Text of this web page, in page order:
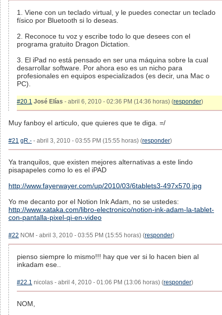
1. Viene con un teclado virtual, y le puedes conectar un teclado
físico por Bluetooth si lo deseas.
2. Reconoce tu voz y escribe todo lo que desees con el
programa gratuito Dragon Dictation.
3. El iPad no está pensado en ser una máquina sobre la cual
desarrollar software. Por ahora eso es un nicho para
profesionales en equipos especializados (es decir, una Mac o
PC).
#20.1 José Elías - abril 6, 2010 - 02:36 PM (14:36 horas) (responder)
Muy fanboy el articulo, que quieres que te diga. =/
#21 gR.- - abril 3, 2010 - 03:55 PM (15:55 horas) (responder)
Ya tranquilos, que existen mejores alternativas a este lindo
pisapapeles como lo es el iPAD
http://www.fayerwayer.com/up/2010/03/6tablets3-497x570.jpg
Yo me decanto por el Notion Ink Adam, no se ustedes:
http://www.xataka.com/libro-electronico/notion-ink-adam-la-tablet-
con-pantalla-pixel-qi-en-video
#22 NOM - abril 3, 2010 - 03:55 PM (15:55 horas) (responder)
pienso siempre lo mismo!!! hay que ver si lo hacen bien al
inkadam ese..
#22.1 nicolas - abril 4, 2010 - 01:06 PM (13:06 horas) (responder)
NOM,